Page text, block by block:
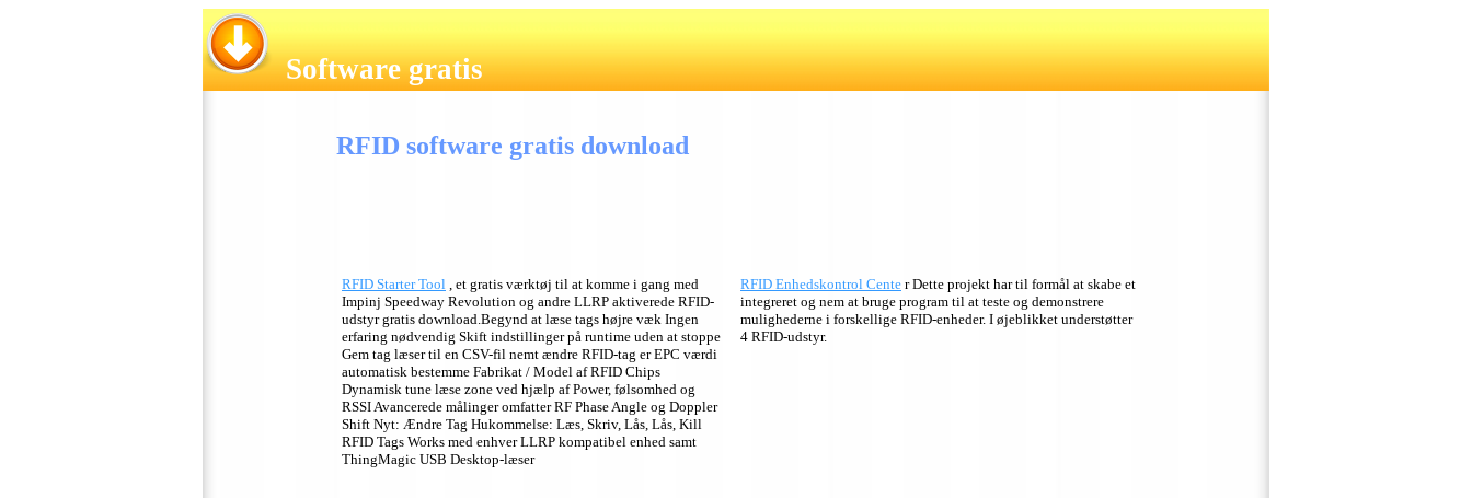
Software gratis
RFID software gratis download
RFID Starter Tool , et gratis værktøj til at komme i gang med
Impinj Speedway Revolution og andre LLRP aktiverede RFID-
udstyr gratis download.Begynd at læse tags højre væk Ingen
erfaring nødvendig Skift indstillinger på runtime uden at stoppe
Gem tag læser til en CSV-fil nemt ændre RFID-tag er EPC værdi
automatisk bestemme Fabrikat / Model af RFID Chips
Dynamisk tune læse zone ved hjælp af Power, følsomhed og
RSSI Avancerede målinger omfatter RF Phase Angle og Doppler
Shift Nyt: Ændre Tag Hukommelse: Læs, Skriv, Lås, Lås, Kill
RFID Tags Works med enhver LLRP kompatibel enhed samt
ThingMagic USB Desktop-læser
RFID Enhedskontrol Cente r Dette projekt har til formål at skabe et
integreret og nem at bruge program til at teste og demonstrere
mulighederne i forskellige RFID-enheder. I øjeblikket understøtter
4 RFID-udstyr.